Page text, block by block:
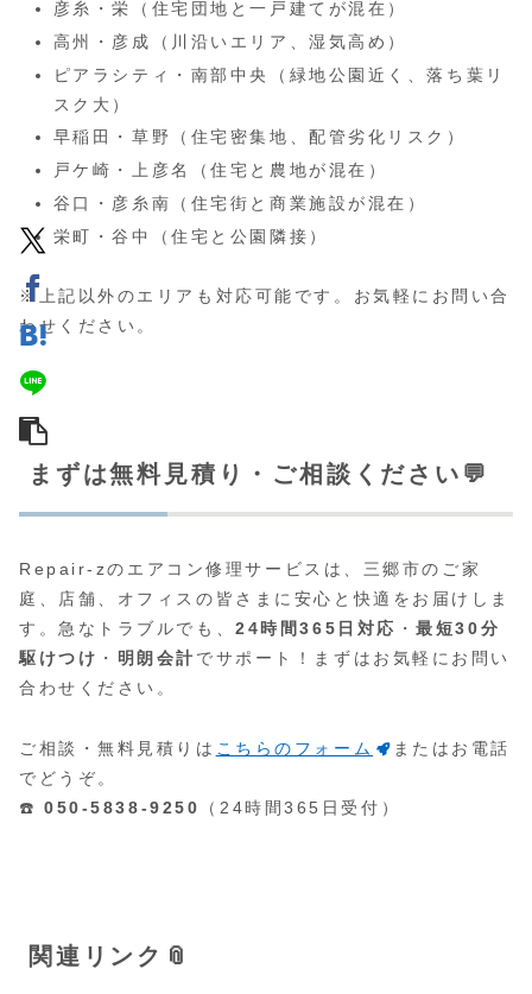
彦糸・栄（住宅団地と一戸建てが混在）
高州・彦成（川沿いエリア、湿気高め）
ピアラシティ・南部中央（緑地公園近く、落ち葉リ
スク大）
早稲田・草野（住宅密集地、配管劣化リスク）
戸ケ崎・上彦名（住宅と農地が混在）
谷口・彦糸南（住宅街と商業施設が混在）
栄町・谷中（住宅と公園隣接）
※上記以外のエリアも対応可能です。お気軽にお問い合
わせください。
まずは無料見積り・ご相談ください💬
Repair-zのエアコン修理サービスは、三郷市のご家
庭、店舗、オフィスの皆さまに安心と快適をお届けしま
す。急なトラブルでも、24時間365日対応 ・最短30分
駆けつけ ・ 明朗会計 でサポート！まずはお気軽にお問い
合わせください。
ご相談・無料見積りは こちらのフォーム
またはお電話
でどうぞ。
☎️050-5838-9250 （24時間365日受付）
関連リンク📎